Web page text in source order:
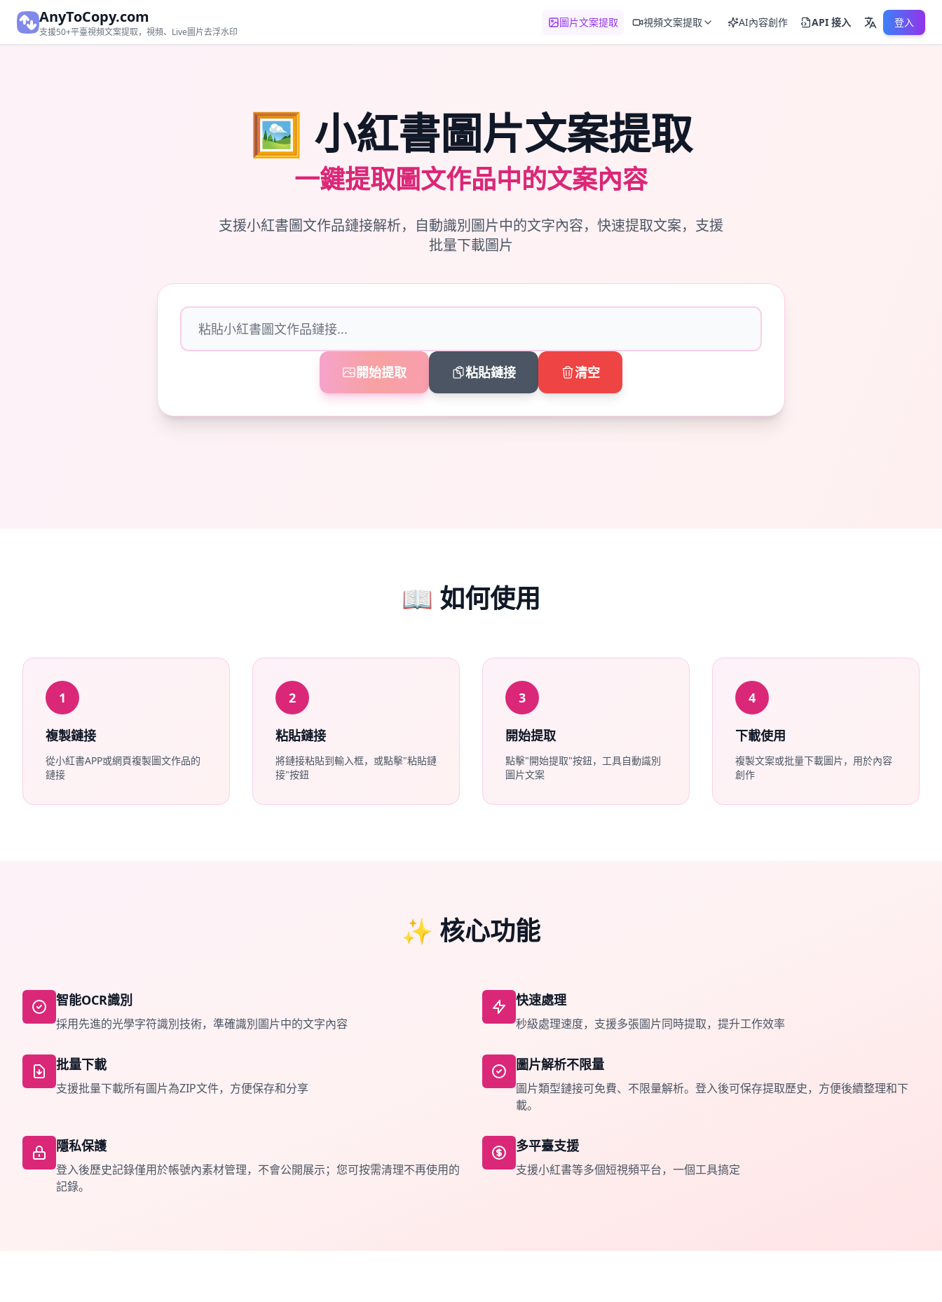
AnyToCopy.com
支援50+平臺視頻文案提取，視頻、Live圖片去浮水印
圖片文案提取 視頻文案提取 AI內容創作 API 接入 登入
🖼️ 小紅書圖片文案提取
一鍵提取圖文作品中的文案內容
支援小紅書圖文作品鏈接解析，自動識別圖片中的文字內容，快速提取文案，支援
批量下載圖片
開始提取 粘貼鏈接 清空
📖 如何使用
1
複製鏈接
從小紅書APP或網頁複製圖文作品的
鏈接
2
粘貼鏈接
將鏈接粘貼到輸入框，或點擊"粘貼鏈
接"按鈕
3
開始提取
點擊"開始提取"按鈕，工具自動識別
圖片文案
4
下載使用
複製文案或批量下載圖片，用於內容
創作
✨ 核心功能
智能OCR識別
採用先進的光學字符識別技術，準確識別圖片中的文字內容
快速處理
秒級處理速度，支援多張圖片同時提取，提升工作效率
批量下載
支援批量下載所有圖片為ZIP文件，方便保存和分享
圖片解析不限量
圖片類型鏈接可免費、不限量解析。登入後可保存提取歷史，方便後續整理和下
載。
隱私保護
登入後歷史記錄僅用於帳號內素材管理，不會公開展示；您可按需清理不再使用的
記錄。
多平臺支援
支援小紅書等多個短視頻平台，一個工具搞定